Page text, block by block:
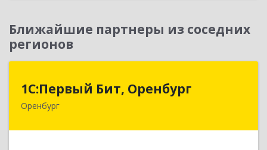
Ближайшие партнеры из соседних
регионов
1С:Первый Бит, Оренбург
Оренбург
1С:Первый Бит, Оренбург
460044, Оренбургская обл, Оренбург, Березка